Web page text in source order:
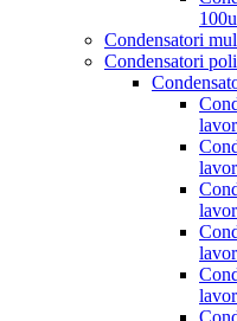
Condensatori
Condensatori